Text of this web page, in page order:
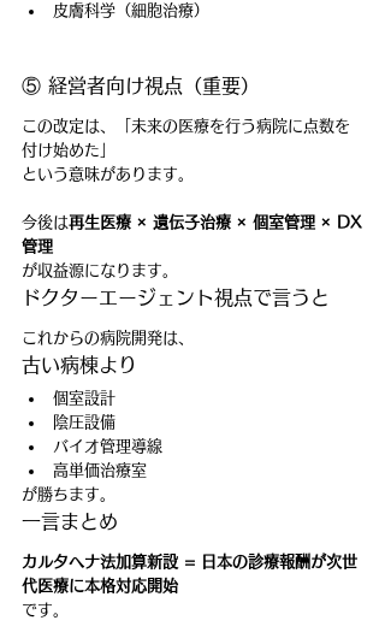
皮膚科学（細胞治療）
⑤ 経営者向け視点（重要）
この改定は、「未来の医療を行う病院に点数を
付け始めた」
という意味があります。
今後は再生医療 × 遺伝子治療 × 個室管理 × DX
管理
が収益源になります。
ドクターエージェント視点で言うと
これからの病院開発は、
古い病棟より
個室設計
陰圧設備
バイオ管理導線
高単価治療室
が勝ちます。
一言まとめ
カルタヘナ法加算新設 = 日本の診療報酬が次世
代医療に本格対応開始
です。